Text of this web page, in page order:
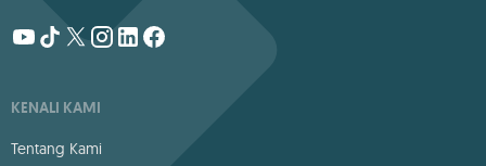
KENALI KAMI
Tentang Kami